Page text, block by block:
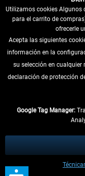
DESISTIR DEL
INFORMACIÓN
tasas de
** De aplicación a envíos
demás países se
Utilizamos cookies Algunos
para el carrito de
ofrecerle
Acepta las siguientes
información en la
su selección en
declaración de protección
Google Tag Manager: